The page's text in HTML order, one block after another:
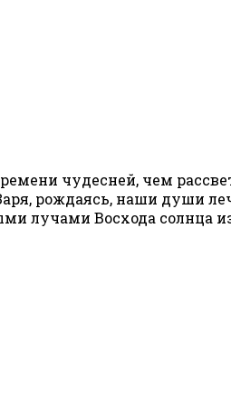
чудесней, чем
рождаясь, наши души
лучами Восхода солнца